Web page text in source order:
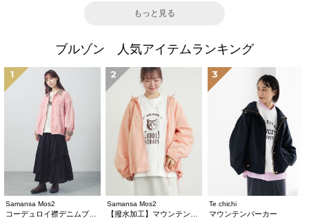
もっと見る
ブルゾン 人気アイテムランキング
1
Samansa Mos2
2
Samansa Mos2
3
Te chichi
マウンテンパーカー